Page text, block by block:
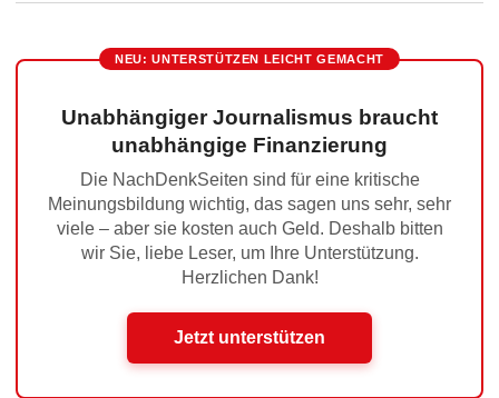
NEU: UNTERSTÜTZEN LEICHT GEMACHT
Unabhängiger Journalismus braucht
unabhängige Finanzierung
Die NachDenkSeiten sind für eine kritische
Meinungsbildung wichtig, das sagen uns sehr, sehr
viele – aber sie kosten auch Geld. Deshalb bitten
wir Sie, liebe Leser, um Ihre Unterstützung.
Herzlichen Dank!
Jetzt unterstützen